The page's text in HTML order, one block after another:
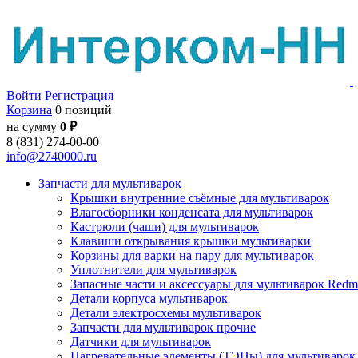
Войти Регистрация
Корзина 0 позиций
на сумму 0 ₽
8 (831) 274-00-00
info@2740000.ru
Запчасти для мультиварок
Крышки внутренние съёмные для мультиварок
Влагосборники конденсата для мультиварок
Кастрюли (чаши) для мультиварок
Клавиши открывания крышки мультиварки
Корзины для варки на пару для мультиварок
Уплотнители для мультиварок
Запасные части и аксессуары для мультиварок
Детали корпуса мультиварок
Детали электросхемы мультиварок
Запчасти для мультиварок прочие
Датчики для мультиварок